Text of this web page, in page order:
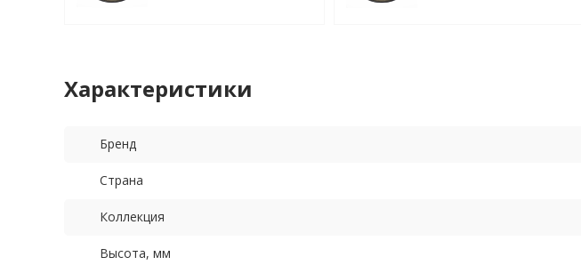
Характеристики
Бренд
Страна
Коллекция
Высота, мм